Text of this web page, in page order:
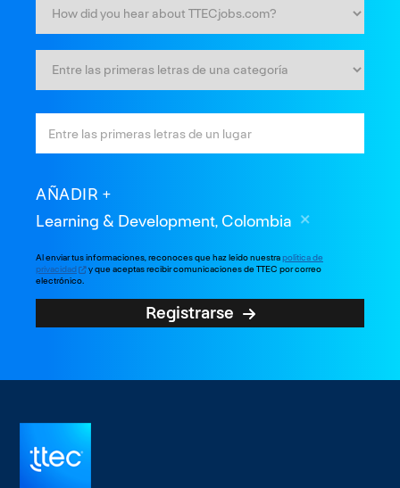
AÑADIR
Learning & Development, Colombia
Al enviar tus informaciones, reconoces que haz leído nuestrapolítica de
privacidad
y que aceptas recibir comunicaciones de TTEC por correo
electrónico.
Registrarse